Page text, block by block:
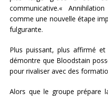
communicative.«
comme une nouvelle étape
fulgurante.
Plus puissant, plus affirmé
démontre que Bloodstain
pour rivaliser avec des
Alors que le groupe prépare